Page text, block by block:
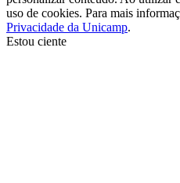
uso de cookies. Para mais
Privacidade da Unicamp.
Estou ciente